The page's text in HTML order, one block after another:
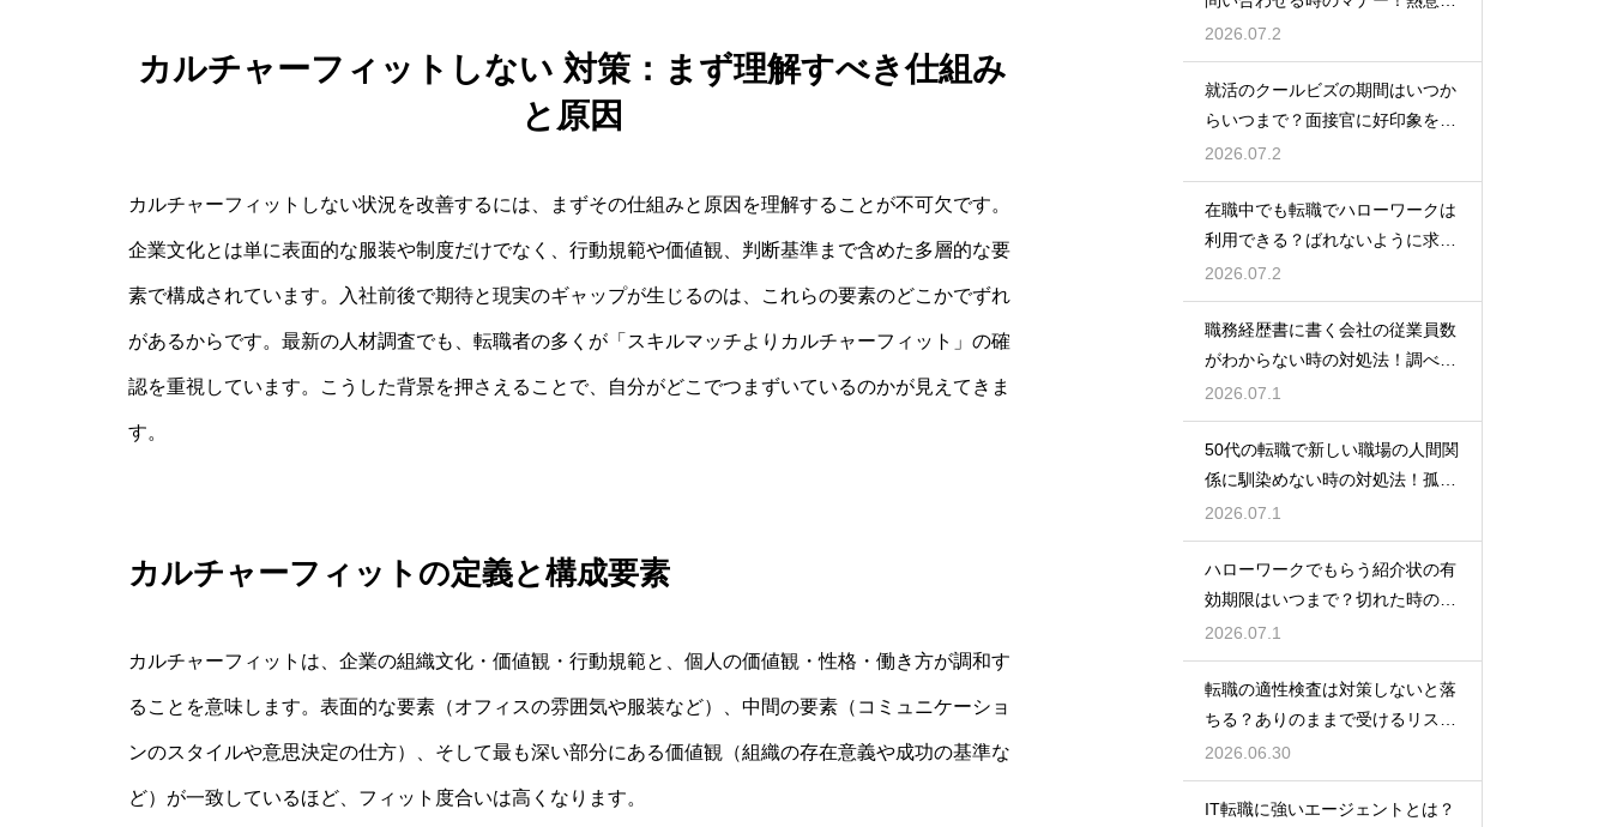
カルチャーフィットしない 対策：まず理解すべき仕組み
と原因
カルチャーフィットしない状況を改善するには、まずその仕組みと原因を理解することが不可欠です。
企業文化とは単に表面的な服装や制度だけでなく、行動規範や価値観、判断基準まで含めた多層的な要
素で構成されています。入社前後で期待と現実のギャップが生じるのは、これらの要素のどこかでずれ
があるからです。最新の人材調査でも、転職者の多くが「スキルマッチよりカルチャーフィット」の確
認を重視しています。こうした背景を押さえることで、自分がどこでつまずいているのかが見えてきま
す。
カルチャーフィットの定義と構成要素
カルチャーフィットは、企業の組織文化・価値観・行動規範と、個人の価値観・性格・働き方が調和す
ることを意味します。表面的な要素（オフィスの雰囲気や服装など）、中間の要素（コミュニケーショ
ンのスタイルや意思決定の仕方）、そして最も深い部分にある価値観（組織の存在意義や成功の基準な
ど）が一致しているほど、フィット度合いは高くなります。
伝えるトーク例
2026.07.2
就活のクールビズの期間はいつか
らいつまで？面接官に好印象を与
える正しい服装
2026.07.2
在職中でも転職でハローワークは
利用できる？ばれないように求人
を探すコツ
2026.07.2
職務経歴書に書く会社の従業員数
がわからない時の対処法！調べ方
や正しい書き方
2026.07.1
50代の転職で新しい職場の人間関
係に馴染めない時の対処法！孤立
を防ぐためのコツ
2026.07.1
ハローワークでもらう紹介状の有
効期限はいつまで？切れた時の再
発行や対処法
2026.07.1
転職の適性検査は対策しないと落
ちる？ありのままで受けるリスク
と最低限の準備
2026.06.30
IT転職に強いエージェントとは？